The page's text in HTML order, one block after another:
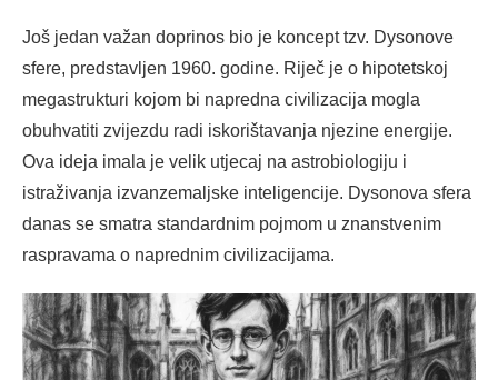
Još jedan važan doprinos bio je koncept tzv. Dysonove
sfere, predstavljen 1960. godine. Riječ je o hipotetskoj
megastrukturi kojom bi napredna civilizacija mogla
obuhvatiti zvijezdu radi iskorištavanja njezine energije.
Ova ideja imala je velik utjecaj na astrobiologiju i
istraživanja izvanzemaljske inteligencije. Dysonova sfera
danas se smatra standardnim pojmom u znanstvenim
raspravama o naprednim civilizacijama.